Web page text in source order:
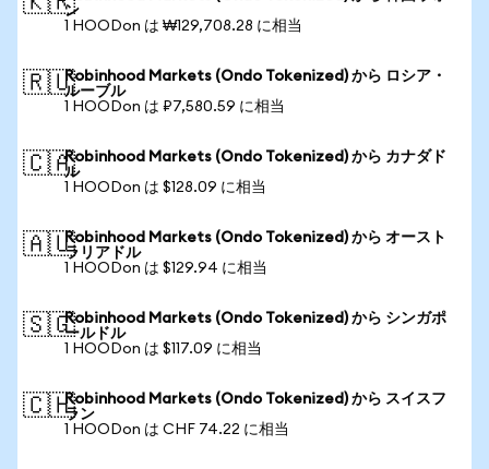
ン
1 HOODon は ₩129,708.28 に相当
🇷🇺Robinhood Markets (Ondo Tokenized) から ロシア・
ルーブル
1 HOODon は ₽7,580.59 に相当
🇨🇦Robinhood Markets (Ondo Tokenized) から カナダド
ル
1 HOODon は $128.09 に相当
🇦🇺Robinhood Markets (Ondo Tokenized) から オースト
ラリアドル
1 HOODon は $129.94 に相当
🇸🇬Robinhood Markets (Ondo Tokenized) から シンガポ
ールドル
1 HOODon は $117.09 に相当
🇨🇭Robinhood Markets (Ondo Tokenized) から スイスフ
ラン
1 HOODon は CHF 74.22 に相当